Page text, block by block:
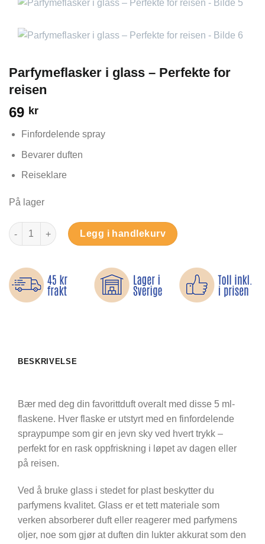
Parfymeflasker i glass – Perfekte for
reisen
69 kr
Finfordelende spray
Bevarer duften
Reiseklare
På lager
Parfymeflasker i glass – Perfekte for reisen antall
Legg i handlekurv
BESKRIVELSE
Bær med deg din favorittduft overalt med disse 5 ml-
flaskene. Hver flaske er utstyrt med en finfordelende
spraypumpe som gir en jevn sky ved hvert trykk –
perfekt for en rask oppfriskning i løpet av dagen eller
på reisen.
Ved å bruke glass i stedet for plast beskytter du
parfymens kvalitet. Glass er et tett materiale som
verken absorberer duft eller reagerer med parfymens
oljer, noe som gjør at duften din lukter akkurat som den